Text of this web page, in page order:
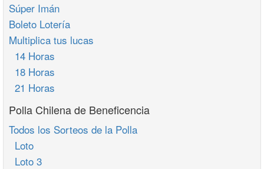
Súper Imán
Boleto Lotería
Multiplica tus lucas
14 Horas
18 Horas
21 Horas
Polla Chilena de Beneficencia
Todos los Sorteos de la Polla
Loto
Loto 3